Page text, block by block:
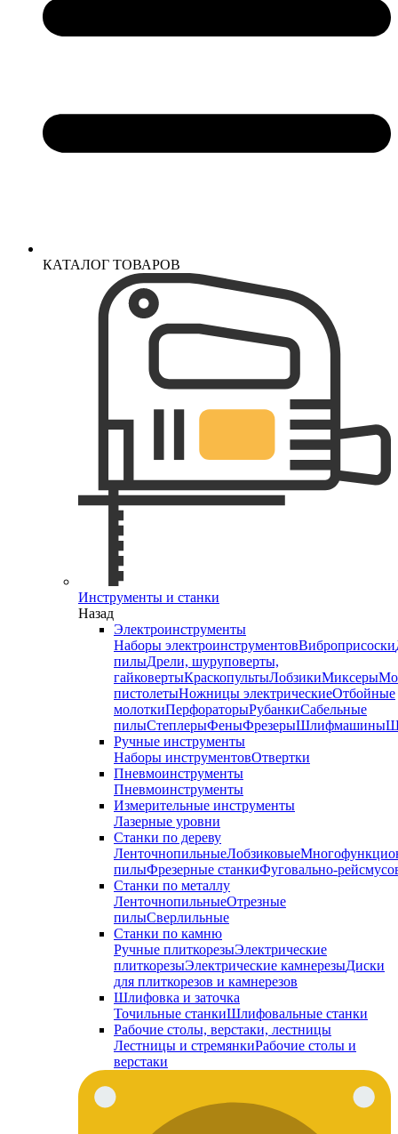
КАТАЛОГ ТОВАРОВ
Инструменты и станки
Назад
Электроинструменты
Наборы электроинструментовВиброприсоски
пилыДрели, шуруповерты,
гайковертыКраскопультыЛобзикиМиксеры
пистолетыНожницы электрическиеОтбойные
молоткиПерфораторыРубанкиСабельные
пилыСтеплерыФеныФрезерыШлифмашины
Ручные инструменты
Наборы инструментовОтвертки
Пневмоинструменты
Пневмоинструменты
Измерительные инструменты
Лазерные уровни
Станки по дереву
ЛенточнопильныеЛобзиковые
пилыФрезерные станкиФуговально-
Станки по металлу
ЛенточнопильныеОтрезные
пилыСверлильные
Станки по камню
Ручные плиткорезыЭлектрические
плиткорезыЭлектрические камнерезыДиски
для плиткорезов и камнерезов
Шлифовка и заточка
Точильные станкиШлифовальные станки
Рабочие столы, верстаки, лестницы
Лестницы и стремянкиРабочие столы и
верстаки